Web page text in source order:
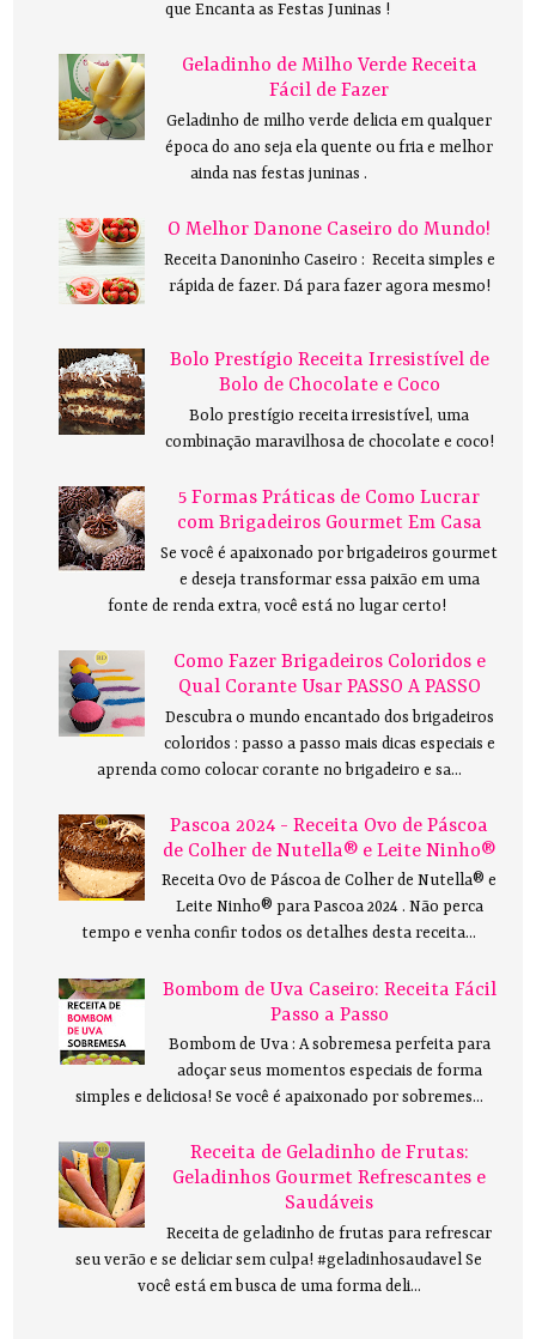
que Encanta as Festas Juninas !
Geladinho de Milho Verde Receita
Fácil de Fazer
Geladinho de milho verde delicia em qualquer
época do ano seja ela quente ou fria e melhor
ainda nas festas juninas .
O Melhor Danone Caseiro do Mundo!
Receita Danoninho Caseiro : Receita simples e
rápida de fazer. Dá para fazer agora mesmo!
Bolo Prestígio Receita Irresistível de
Bolo de Chocolate e Coco
Bolo prestígio receita irresistível, uma
combinação maravilhosa de chocolate e coco!
5 Formas Práticas de Como Lucrar
com Brigadeiros Gourmet Em Casa
Se você é apaixonado por brigadeiros gourmet
e deseja transformar essa paixão em uma
fonte de renda extra, você está no lugar certo!
Como Fazer Brigadeiros Coloridos e
Qual Corante Usar PASSO A PASSO
Descubra o mundo encantado dos brigadeiros
coloridos : passo a passo mais dicas especiais e
aprenda como colocar corante no brigadeiro e sa...
Pascoa 2024 - Receita Ovo de Páscoa
de Colher de Nutella® e Leite Ninho®
Receita Ovo de Páscoa de Colher de Nutella® e
Leite Ninho® para Pascoa 2024 . Não perca
tempo e venha confir todos os detalhes desta receita...
Bombom de Uva Caseiro: Receita Fácil
Passo a Passo
Bombom de Uva : A sobremesa perfeita para
adoçar seus momentos especiais de forma
simples e deliciosa! Se você é apaixonado por sobremes...
Receita de Geladinho de Frutas:
Geladinhos Gourmet Refrescantes e
Saudáveis
Receita de geladinho de frutas para refrescar
seu verão e se deliciar sem culpa! #geladinhosaudavel Se
você está em busca de uma forma deli...